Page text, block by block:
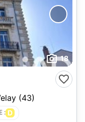
18
(43)
: D